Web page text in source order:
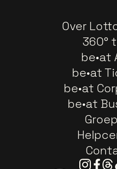
Over
360°
be•at
be•at
be•at
be•at
Instagram